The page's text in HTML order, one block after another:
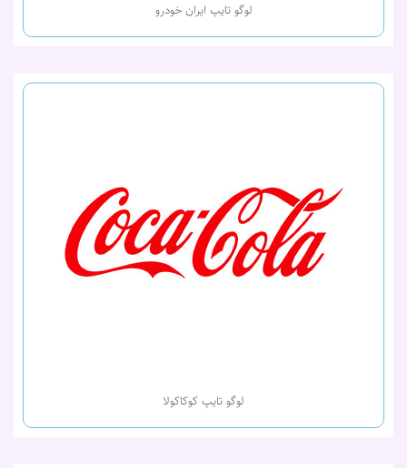
لوگو تایپ ایران خودرو
لوگو تایپ کوکاکولا